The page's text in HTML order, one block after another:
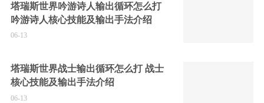
塔瑞斯世界吟游诗人输出循环怎么打
吟游诗人核心技能及输出手法介绍
06-13
塔瑞斯世界战士输出循环怎么打 战士
核心技能及输出手法介绍
06-13